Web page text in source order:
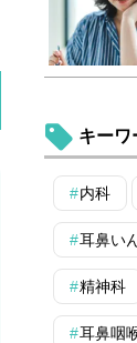
キーワ
内科
耳鼻い
精神科
耳鼻咽